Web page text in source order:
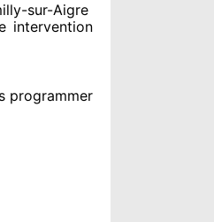
sur-Aigre
intervention
programmer